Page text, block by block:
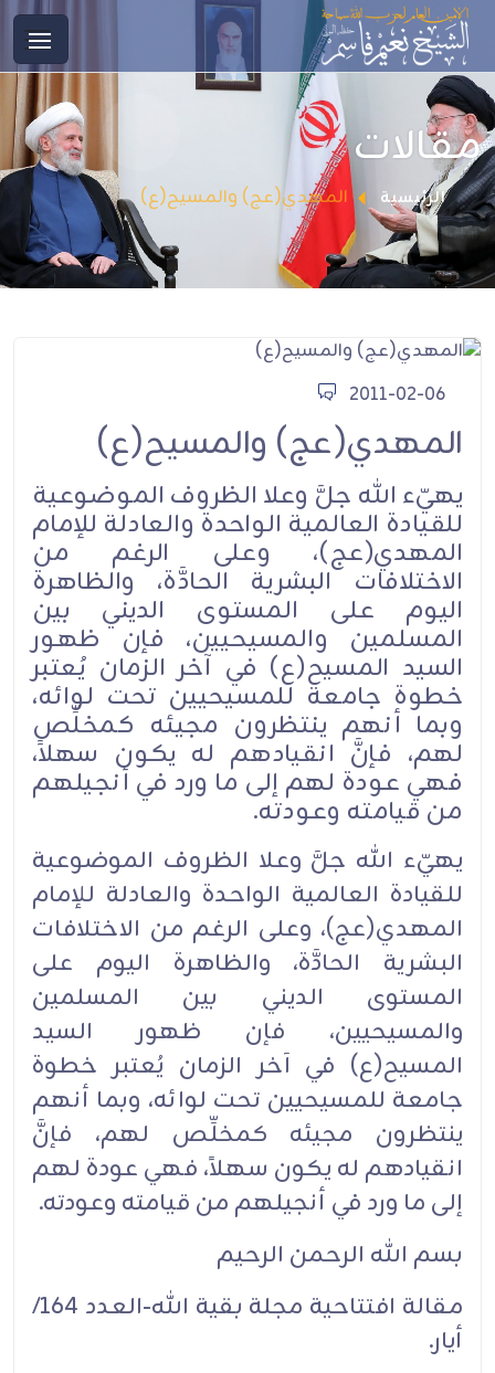
مقالات
الرئيسية المهدي(عج) والمسيح(ع)
2011-02-06
المهدي(عج) والمسيح(ع)
يهيّء الله جلَّ وعلا الظروف الموضوعية
للقيادة العالمية الواحدة والعادلة للإمام
المهدي(عج)، وعلى الرغم من
الاختلافات البشرية الحادَّة، والظاهرة
اليوم على المستوى الديني بين
المسلمين والمسيحيين، فإن ظهور
السيد المسيح(ع) في آخر الزمان يُعتبر
خطوة جامعة للمسيحيين تحت لوائه،
وبما أنهم ينتظرون مجيئه كمخلِّص
لهم، فإنَّ انقيادهم له يكون سهلاً،
فهي عودة لهم إلى ما ورد في أنجيلهم
من قيامته وعودته.
يهيّء الله جلَّ وعلا الظروف الموضوعية
للقيادة العالمية الواحدة والعادلة للإمام
المهدي(عج)، وعلى الرغم من الاختلافات
البشرية الحادَّة، والظاهرة اليوم على
المستوى الديني بين المسلمين
والمسيحيين، فإن ظهور السيد
المسيح(ع) في آخر الزمان يُعتبر خطوة
جامعة للمسيحيين تحت لوائه، وبما أنهم
ينتظرون مجيئه كمخلِّص لهم، فإنَّ
انقيادهم له يكون سهلاً، فهي عودة لهم
إلى ما ورد في أنجيلهم من قيامته وعودته.
بسم الله الرحمن الرحيم‏
مقالة افتتاحية مجلة بقية الله-العدد 164/
أيار.‏